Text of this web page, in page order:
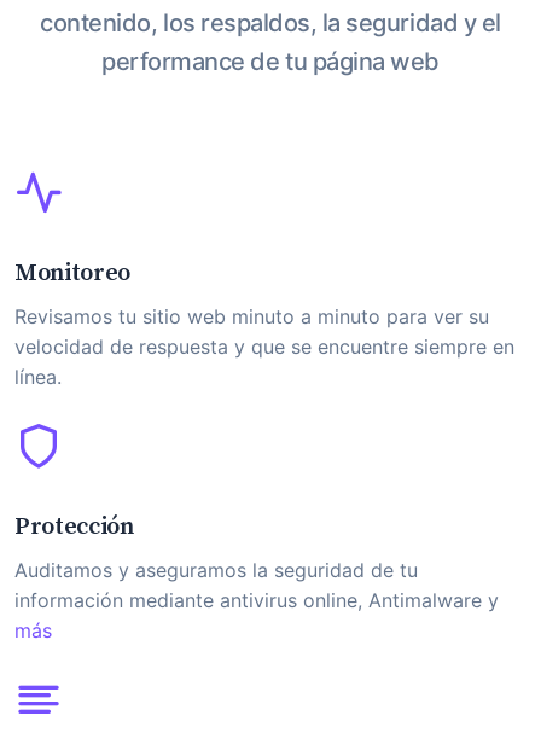
contenido, los respaldos, la seguridad y el
performance de tu página web
Monitoreo
Revisamos tu sitio web minuto a minuto para ver su
velocidad de respuesta y que se encuentre siempre en
línea.
Protección
Auditamos y aseguramos la seguridad de tu
información mediante antivirus online, Antimalware y
más